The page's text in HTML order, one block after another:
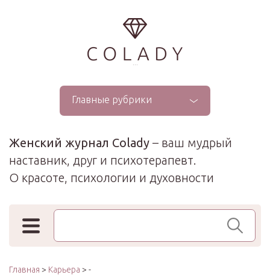
...
Главные рубрики
Женский журнал Colady – ваш мудрый
наставник, друг и психотерапевт.
О красоте, психологии и духовности
Поиск по сайту
Главная > Карьера > -